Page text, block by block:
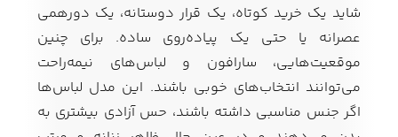
شاید یک خرید کوتاه، یک قرار دوستانه، یک دورهمی
عصرانه یا حتی یک پیاده‌روی ساده. برای چنین
موقعیت‌هایی، سارافون و لباس‌های نیمه‌راحت
می‌توانند انتخاب‌های خوبی باشند. این مدل لباس‌ها
اگر جنس مناسبی داشته باشند، حس آزادی بیشتری به